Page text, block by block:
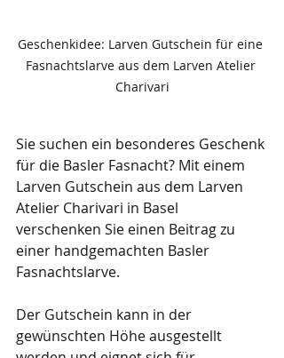
Geschenkidee: Larven Gutschein für eine
Fasnachtslarve aus dem Larven Atelier
Charivari
Sie suchen ein besonderes Geschenk
für die Basler Fasnacht? Mit einem
Larven Gutschein aus dem Larven
Atelier Charivari in Basel
verschenken Sie einen Beitrag zu
einer handgemachten Basler
Fasnachtslarve.
Der Gutschein kann in der
gewünschten Höhe ausgestellt